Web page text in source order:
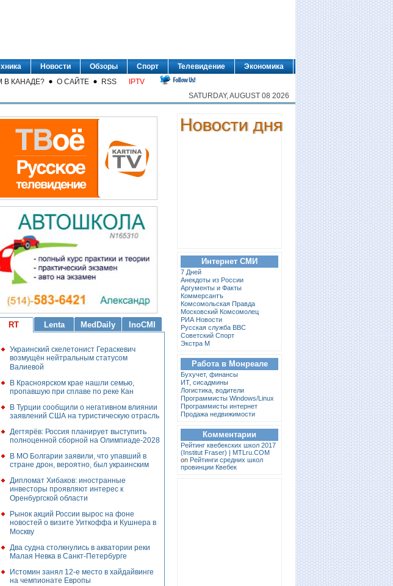
Новости Обзоры Спорт Телевидение
Экономика
В КАНАДЕ? О САЙТЕ RSS
IPTV
SATURDAY, AUGUST 08 2026
RT Lenta MedDaily InoCMI
Украинский скелетонист Гераскевич
возмущён нейтральным статусом
Валиевой
В Красноярском крае нашли семью,
пропавшую при сплаве по реке Кан
В Турции сообщили о негативном влиянии
заявлений США на туристическую отрасль
Дегтярёв: Россия планирует выступить
полноценной сборной на Олимпиаде-2028
В МО Болгарии заявили, что упавший в
стране дрон, вероятно, был украинским
Дипломат Хибаков: иностранные
инвесторы проявляют интерес к
Оренбургской области
Рынок акций России вырос на фоне
новостей о визите Уиткоффа и Кушнера в
Москву
Два судна столкнулись в акватории реки
Малая Невка в Санкт-Петербурге
Истомин занял 12-е место в хайдайвинге
на чемпионате Европы
Интернет СМИ
7 Дней
Анекдоты из России
Аргументы и Факты
Коммерсантъ
Комсомольская Правда
Московский Комсомолец
РИА Новости
Русская служба BBC
Советский Спорт
Экстра М
Работа в Монреале
Бухучет, финансы
ИТ, сисадмины
Логистика, водители
Программисты Windows/Linux
Программисты интернет
Продажа недвижимости
Комментарии
Pейтинг квебекских школ 2017
(Institut Fraser) | MTLru.COM
on Рейтинги средних школ
провинции Квебек